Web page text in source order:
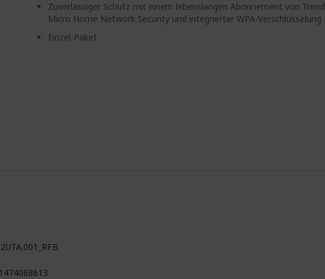
Zuverlässiger Schutz mit einem lebenslangen Abonnement von Trend
Micro Home Network Security und integrierter WPA-Verschlüsselung
Einzel-Paket